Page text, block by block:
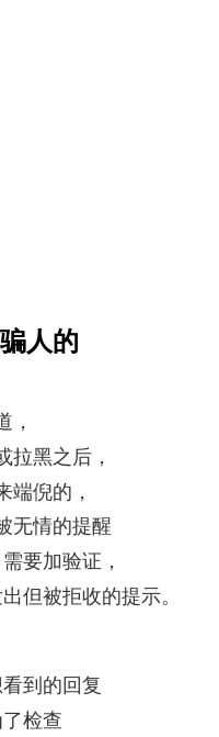
人的
，
拉黑之后，
端倪的，
无情的提醒
要加验证，
但被拒收的提示。
到的回复
检查